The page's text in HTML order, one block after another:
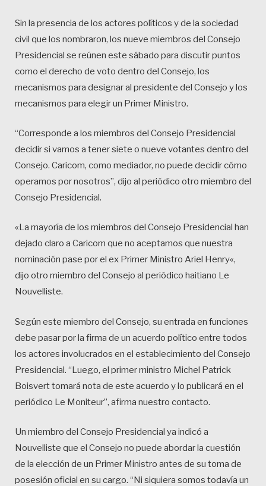
Sin la presencia de los actores políticos y de la sociedad
civil que los nombraron, los nueve miembros del Consejo
Presidencial se reúnen este sábado para discutir puntos
como el derecho de voto dentro del Consejo, los
mecanismos para designar al presidente del Consejo y los
mecanismos para elegir un Primer Ministro.
“Corresponde a los miembros del Consejo Presidencial
decidir si vamos a tener siete o nueve votantes dentro del
Consejo. Caricom, como mediador, no puede decidir cómo
operamos por nosotros”, dijo al periódico otro miembro del
Consejo Presidencial.
«La mayoría de los miembros del Consejo Presidencial han
dejado claro a Caricom que no aceptamos que nuestra
nominación pase por el ex Primer Ministro Ariel Henry«,
dijo otro miembro del Consejo al periódico haitiano Le
Nouvelliste.
Según este miembro del Consejo, su entrada en funciones
debe pasar por la firma de un acuerdo político entre todos
los actores involucrados en el establecimiento del Consejo
Presidencial. “Luego, el primer ministro Michel Patrick
Boisvert tomará nota de este acuerdo y lo publicará en el
periódico Le Moniteur”, afirma nuestro contacto.
Un miembro del Consejo Presidencial ya indicó a
Nouvelliste que el Consejo no puede abordar la cuestión
de la elección de un Primer Ministro antes de su toma de
posesión oficial en su cargo. “Ni siquiera somos todavía un